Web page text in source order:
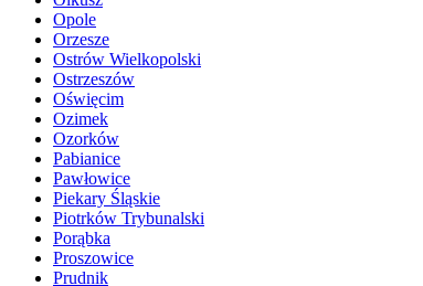
Opole
Orzesze
Ostrów Wielkopolski
Ostrzeszów
Oświęcim
Ozimek
Ozorków
Pabianice
Pawłowice
Piekary Śląskie
Piotrków Trybunalski
Porąbka
Proszowice
Prudnik